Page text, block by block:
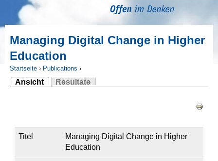
Managing Digital Change in Higher
Education
Sie sind hier
Startseite › Publications ›
Ansicht
(aktiver Reiter)
Resultate
Titel
Managing Digital Change in Higher
Education